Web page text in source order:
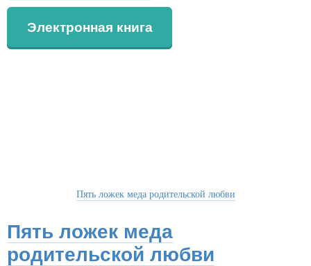
Электронная книга
Пять ложек меда родительской любви
Пять ложек меда
родительской любви